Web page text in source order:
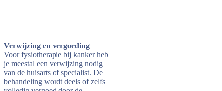
Verwijzing en vergoeding
Voor fysiotherapie bij kanker heb
je meestal een verwijzing nodig
van de huisarts of specialist. De
behandeling wordt deels of zelfs